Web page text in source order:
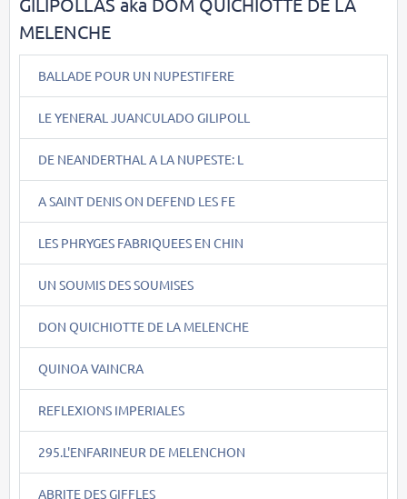
MELENCHE
BALLADE POUR UN NUPESTIFERE
LE YENERAL JUANCULADO GILIPOLL
DE NEANDERTHAL A LA NUPESTE: L
A SAINT DENIS ON DEFEND LES FE
LES PHRYGES FABRIQUEES EN CHIN
UN SOUMIS DES SOUMISES
DON QUICHIOTTE DE LA MELENCHE
QUINOA VAINCRA
REFLEXIONS IMPERIALES
295.L'ENFARINEUR DE MELENCHON
ABRITE DES GIFFLES